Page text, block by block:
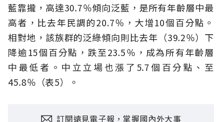
藍靠攏，高達30.7％傾向泛藍，是所有年齡層中最
高者，比去年民調的20.7％，大增10個百分點。
相對地，該族群的泛綠傾向則比去年（39.2％）下
降逾15個百分點，跌至23.5％，成為所有年齡層
中最低者。中立立場也漲了5.7個百分點、至
45.8％（表5）。
訂閱遠見電子報，掌握國內外大事